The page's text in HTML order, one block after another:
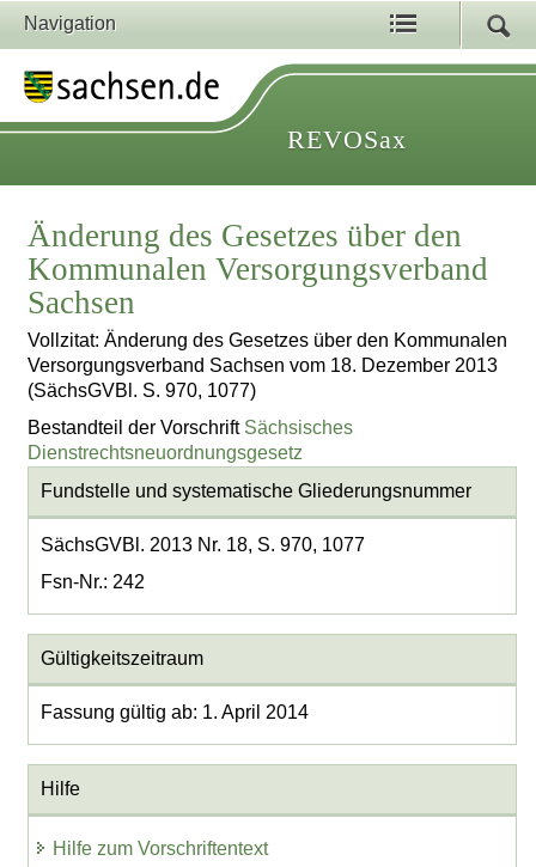
Navigation
REVOSax
Änderung des Gesetzes über den
Kommunalen Versorgungsverband
Sachsen
Vollzitat: Änderung des Gesetzes über den Kommunalen
Versorgungsverband Sachsen vom 18. Dezember 2013
(SächsGVBl. S. 970, 1077)
Bestandteil der Vorschrift Sächsisches
Dienstrechtsneuordnungsgesetz
Fundstelle und systematische Gliederungsnummer
SächsGVBl. 2013 Nr. 18, S. 970, 1077
Fsn-Nr.: 242
Gültigkeitszeitraum
Fassung gültig ab: 1. April 2014
Hilfe
Hilfe zum Vorschriftentext